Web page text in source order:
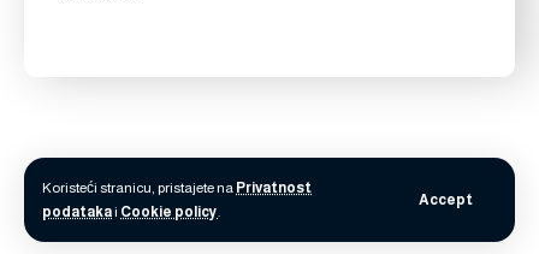
Koristeći stranicu, pristajete na Privatnost
podatakai Cookie policy.
Accept